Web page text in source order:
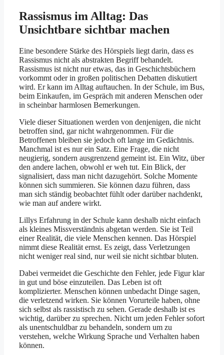
Rassismus im Alltag: Das
Unsichtbare sichtbar machen
Eine besondere Stärke des Hörspiels liegt darin, dass es
Rassismus nicht als abstrakten Begriff behandelt.
Rassismus ist nicht nur etwas, das in Geschichtsbüchern
vorkommt oder in großen politischen Debatten diskutiert
wird. Er kann im Alltag auftauchen. In der Schule, im Bus,
beim Einkaufen, im Gespräch mit anderen Menschen oder
in scheinbar harmlosen Bemerkungen.
Viele dieser Situationen werden von denjenigen, die nicht
betroffen sind, gar nicht wahrgenommen. Für die
Betroffenen bleiben sie jedoch oft lange im Gedächtnis.
Manchmal ist es nur ein Satz. Eine Frage, die nicht
neugierig, sondern ausgrenzend gemeint ist. Ein Witz, über
den andere lachen, obwohl er weh tut. Ein Blick, der
signalisiert, dass man nicht dazugehört. Solche Momente
können sich summieren. Sie können dazu führen, dass
man sich ständig beobachtet fühlt oder darüber nachdenkt,
wie man auf andere wirkt.
Lillys Erfahrung in der Schule kann deshalb nicht einfach
als kleines Missverständnis abgetan werden. Sie ist Teil
einer Realität, die viele Menschen kennen. Das Hörspiel
nimmt diese Realität ernst. Es zeigt, dass Verletzungen
nicht weniger real sind, nur weil sie nicht sichtbar bluten.
Dabei vermeidet die Geschichte den Fehler, jede Figur klar
in gut und böse einzuteilen. Das Leben ist oft
komplizierter. Menschen können unbedacht Dinge sagen,
die verletzend wirken. Sie können Vorurteile haben, ohne
sich selbst als rassistisch zu sehen. Gerade deshalb ist es
wichtig, darüber zu sprechen. Nicht um jeden Fehler sofort
als unentschuldbar zu behandeln, sondern um zu
verstehen, welche Wirkung Sprache und Verhalten haben
können.